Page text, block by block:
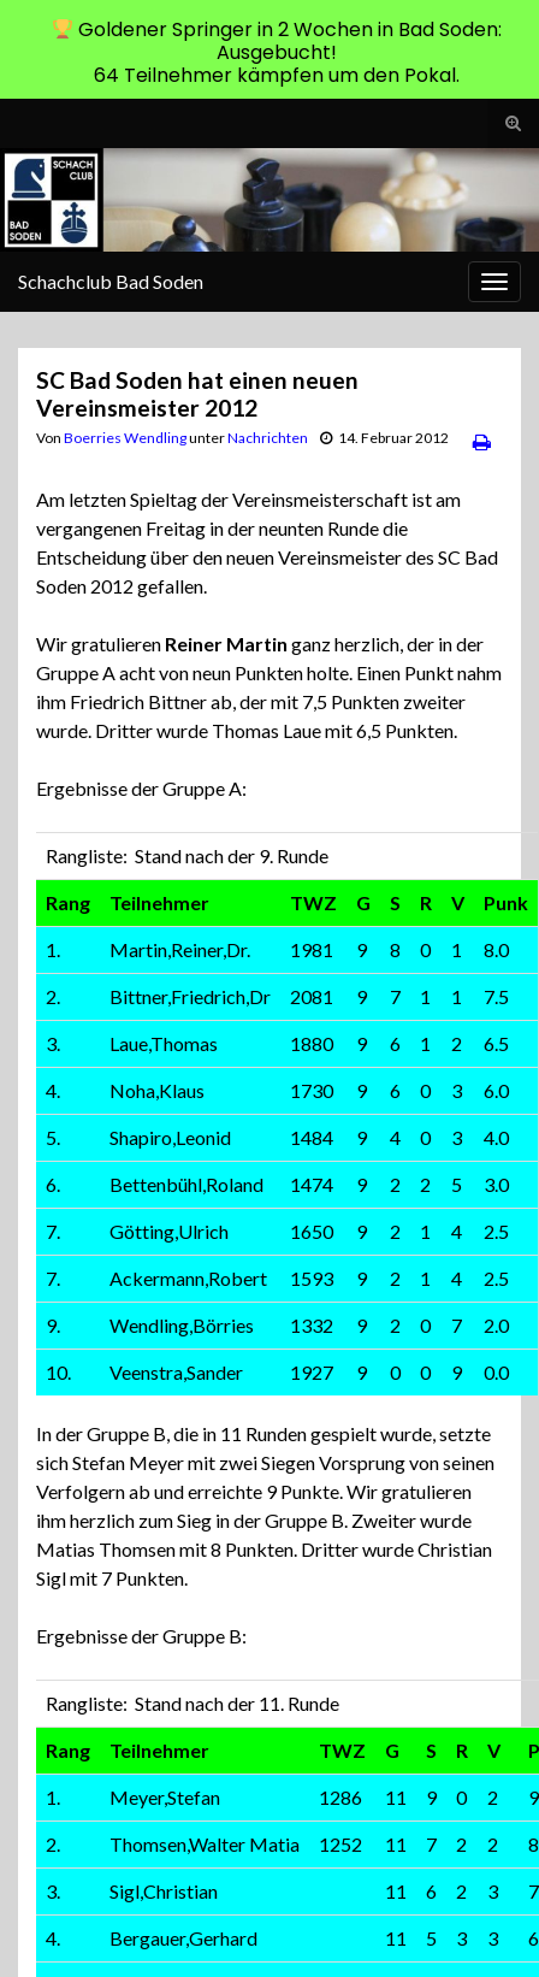
Schachclub Bad Soden
SC Bad Soden hat einen neuen
Vereinsmeister 2012
Von Boerries WendlingunterNachrichten 14. Februar 2012
Am letzten Spieltag der Vereinsmeisterschaft ist am
vergangenen Freitag in der neunten Runde die
Entscheidung über den neuen Vereinsmeister des SC Bad
Soden 2012 gefallen.
Wir gratulieren Reiner Martin ganz herzlich, der in der
Gruppe A acht von neun Punkten holte. Einen Punkt nahm
ihm Friedrich Bittner ab, der mit 7,5 Punkten zweiter
wurde. Dritter wurde Thomas Laue mit 6,5 Punkten.
Ergebnisse der Gruppe A:
Rangliste: Stand nach der 9. Runde
Rang Teilnehmer TWZ G S R V Punk
1. Martin,Reiner,Dr. 1981 9 8 0 1 8.0
2. Bittner,Friedrich,Dr 2081 9 7 1 1 7.5
3. Laue,Thomas 1880 9 6 1 2 6.5
4. Noha,Klaus 1730 9 6 0 3 6.0
5. Shapiro,Leonid 1484 9 4 0 3 4.0
6. Bettenbühl,Roland 1474 9 2 2 5 3.0
7. Götting,Ulrich 1650 9 2 1 4 2.5
7. Ackermann,Robert 1593 9 2 1 4 2.5
9. Wendling,Börries 1332 9 2 0 7 2.0
10. Veenstra,Sander 1927 9 0 0 9 0.0
In der Gruppe B, die in 11 Runden gespielt wurde, setzte
sich Stefan Meyer mit zwei Siegen Vorsprung von seinen
Verfolgern ab und erreichte 9 Punkte. Wir gratulieren
ihm herzlich zum Sieg in der Gruppe B. Zweiter wurde
Matias Thomsen mit 8 Punkten. Dritter wurde Christian
Sigl mit 7 Punkten.
Ergebnisse der Gruppe B:
Rangliste: Stand nach der 11. Runde
Rang Teilnehmer TWZ G S R V
1. Meyer,Stefan 1286 11 9 0 2
2. Thomsen,Walter Matia 1252 11 7 2 2
3. Sigl,Christian 11 6 2 3
4. Bergauer,Gerhard 11 5 3 3
Goldener Springer in 2 Wochen in Bad Soden:
Ausgebucht!
64 Teilnehmer kämpfen um den Pokal.